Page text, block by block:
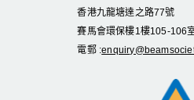
香港九龍塘達之路77號
賽馬會環保樓1 樓105-106
電郵 :